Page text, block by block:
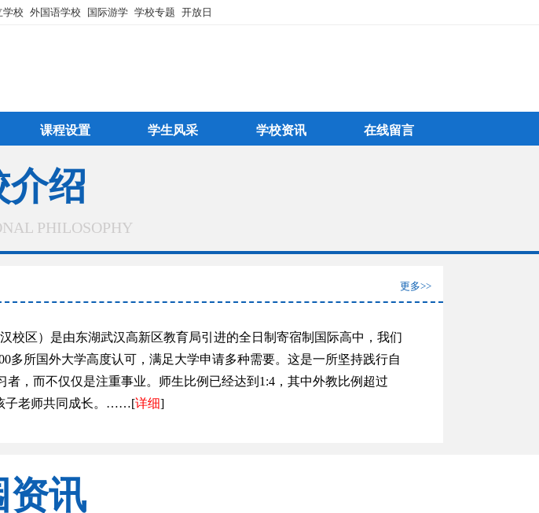
学校 外国语学校 国际游学 学校专题 开放日
课程设置 学生风采 学校资讯 在线留言
介绍
PHILOSOPHY
更多>>
区）是由东湖武汉高新区教育局引进的全日制寄宿制国际高中，我们
多所国外大学高度认可，满足大学申请多种需要。这是一所坚持践行自
，而不仅仅是注重事业。师生比例已经达到1:4，其中外教比例超过
子老师共同成长。……[详细]
资讯